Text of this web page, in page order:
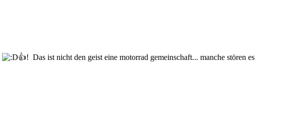
👍! Das ist nicht den geist eine motorrad gemeinschaft... manche stören es